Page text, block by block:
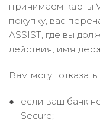
принимаем карты
покупку, вас
ASSIST, где вы
действия, имя
Вам могут
если ваш банк
Secure;